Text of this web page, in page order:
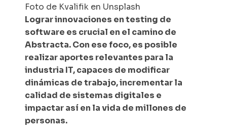
Foto de Kvalifik en Unsplash
Lograr innovaciones en testing de
software es crucial en el camino de
Abstracta. Con ese foco, es posible
realizar aportes relevantes para la
industria IT, capaces de modificar
dinámicas de trabajo, incrementar la
calidad de sistemas digitales e
impactar así en la vida de millones de
personas.